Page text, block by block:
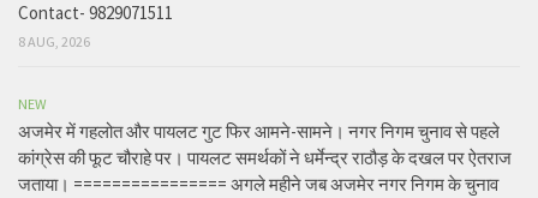
Contact- 9829071511
8 AUG, 2026
NEW
अजमेर में गहलोत और पायलट गुट फिर आमने-सामने। नगर निगम चुनाव से पहले
कांग्रेस की फूट चौराहे पर। पायलट समर्थकों ने धर्मेन्द्र राठौड़ के दखल पर ऐतराज
जताया। ================ अगले महीने जब अजमेर नगर निगम के चुनाव